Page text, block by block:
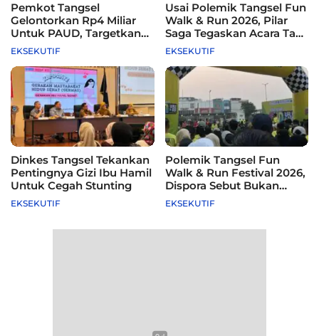
Pemkot Tangsel
Gelontorkan Rp4 Miliar
Untuk PAUD, Targetkan
115 Sekolah
EKSEKUTIF
Usai Polemik Tangsel Fun
Walk & Run 2026, Pilar
Saga Tegaskan Acara Tak
Difasilitasi Pemkot
EKSEKUTIF
Dinkes Tangsel Tekankan
Pentingnya Gizi Ibu Hamil
Untuk Cegah Stunting
EKSEKUTIF
Polemik Tangsel Fun
Walk & Run Festival 2026,
Dispora Sebut Bukan
Agenda Pemkot
EKSEKUTIF